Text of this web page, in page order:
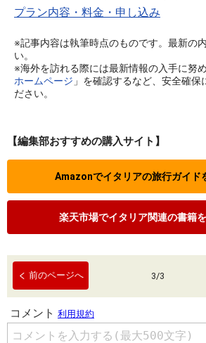
プラン内容・料金・申し込み
※記事内容は執筆時点のものです。最新の
い。
※海外を訪れる際には最新情報の入手に努
ホームページ 」を確認するなど、安全確保
ださい。
【編集部おすすめの購入サイト】
Amazonでイタリアの旅行ガイド
楽天市場でイタリア関連の書籍
前のページへ 3/3